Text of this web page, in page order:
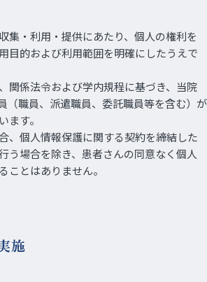
集・利用・提供にあたり、個人の権利を
目的および利用範囲を明確にしたうえで
関係法令および学内規程に基づき、当院
（職員、派遣職員、委託職員等を含む）が
ます。
、個人情報保護に関する契約を締結した
う場合を除き、患者さんの同意なく個人
ことはありません。
施